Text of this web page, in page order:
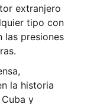
extranjero
tipo con
las presiones
la historia
y